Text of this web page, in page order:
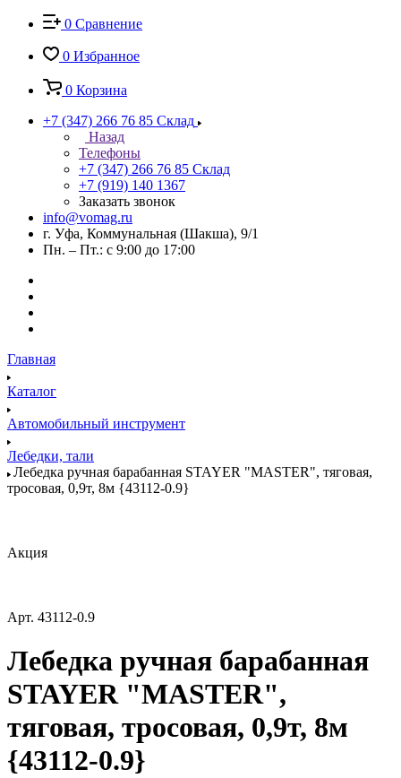
0 Сравнение
0 Избранное
0 Корзина
+7 (347) 266 76 85 Склад
Назад
Телефоны
+7 (347) 266 76 85 Склад
+7 (919) 140 1367
Заказать звонок
info@vomag.ru
г. Уфа, Коммунальная (Шакша), 9/1
Пн. – Пт.: с 9:00 до 17:00
Главная
Каталог
Автомобильный инструмент
Лебедки, тали
Лебедка ручная барабанная STAYER "MASTER", тяговая,
тросовая, 0,9т, 8м {43112-0.9}
Акция
Арт. 43112-0.9
Лебедка ручная барабанная
STAYER "MASTER",
тяговая, тросовая, 0,9т, 8м
{43112-0.9}